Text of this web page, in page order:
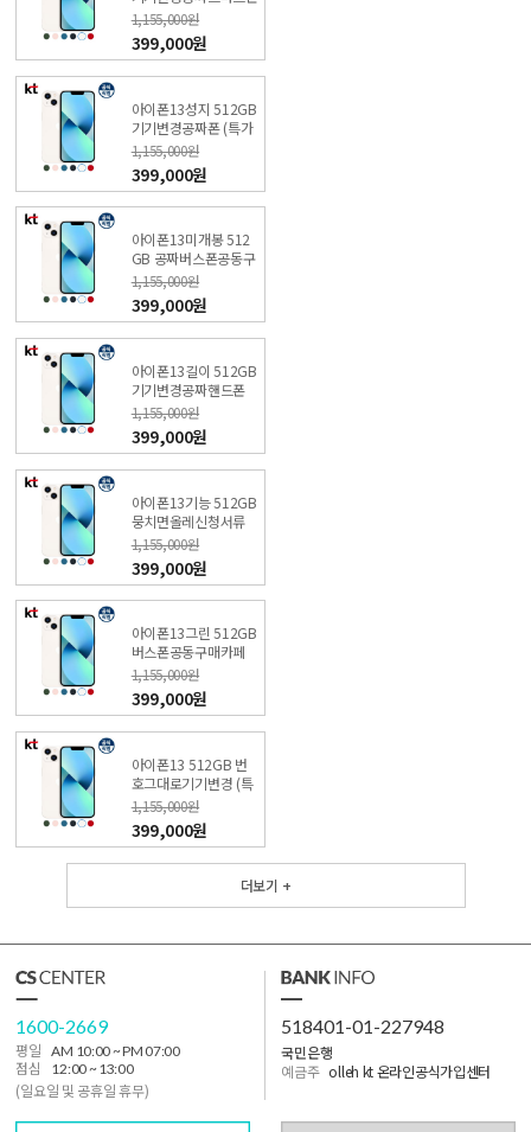
(특가폰 신청) KT직영
점
1,155,000원
399,000원
아이폰13성지 512GB
기기변경공짜폰 (특가
폰 신청) KT직영점
1,155,000원
399,000원
아이폰13미개봉 512
GB 공짜버스폰공동구
매 (특가폰 신청) KT직
영점
1,155,000원
399,000원
아이폰13길이 512GB
기기변경공짜핸드폰
(특가폰 신청) KT직영
점
1,155,000원
399,000원
아이폰13기능 512GB
뭉치면올레신청서류
(특가폰 신청) KT직영
점
1,155,000원
399,000원
아이폰13그린 512GB
버스폰공동구매카페
(특가폰 신청) KT직영
점
1,155,000원
399,000원
아이폰13 512GB 번
호그대로기기변경 (특
가폰 신청) KT직영점
1,155,000원
399,000원
더보기 +
1600-2669
평일
AM 10:00 ~ PM 07:00
점심
12:00 ~ 13:00
(일요일 및 공휴일 휴무)
518401-01-227948
국민은행
예금주 olleh kt 온라인공식가입센터